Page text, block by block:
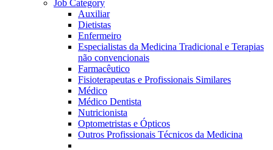
Job Category
Auxiliar
Dietistas
Enfermeiro
Especialistas da Medicina Tradicional e Terapias
não convencionais
Farmacêutico
Fisioterapeutas e Profissionais Similares
Médico
Médico Dentista
Nutricionista
Optometristas e Ópticos
Outros Profissionais Técnicos da Medicina